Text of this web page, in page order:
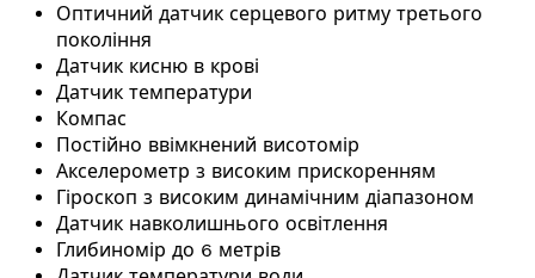
Оптичний датчик серцевого ритму третього
покоління
Датчик кисню в крові
Датчик температури
Компас
Постійно ввімкнений висотомір
Акселерометр з високим прискоренням
Гіроскоп з високим динамічним діапазоном
Датчик навколишнього освітлення
Глибиномір до 6 метрів